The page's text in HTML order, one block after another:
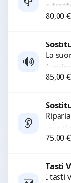
o
80,00€
La
a
85,00€
guasti
basso
75,00€
Tasti
I tasti